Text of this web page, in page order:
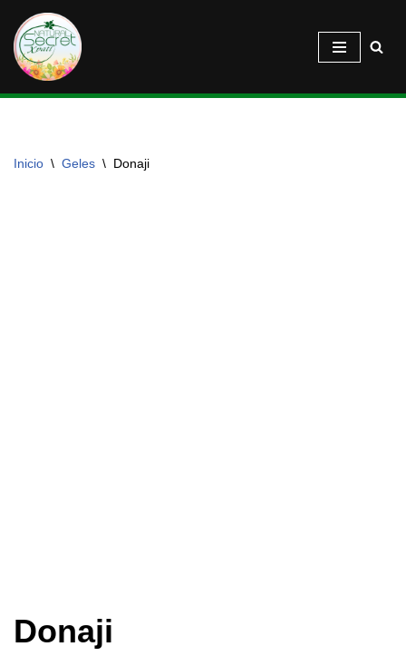
Saltar
al
contenido
Inicio \ Geles \ Donaji
Donaji